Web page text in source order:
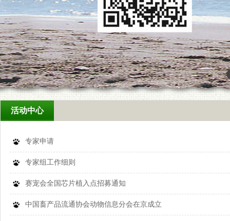
活动中心
专家申请
专家组工作细则
赛宠会全国芯片植入点招募通知
中国畜产品流通协会动物信息分会在京成立